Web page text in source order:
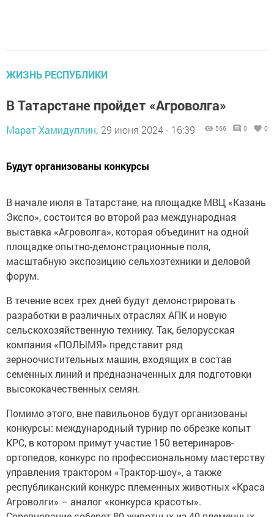
ЖИЗНЬ РЕСПУБЛИКИ
В Татарстане пройдет «Агроволга»
Марат Хамидуллин, 29 июня 2024 - 16:39 566 0 0
Будут организованы конкурсы
В начале июля в Татарстане, на площадке МВЦ «Казань
Экспо», состоится во второй раз международная
выставка «Агроволга», которая объединит на одной
площадке опытно-демонстрационные поля,
масштабную экспозицию сельхозтехники и деловой
форум.
В течение всех трех дней будут демонстрировать
разработки в различных отраслях АПК и новую
сельскохозяйственную технику. Так, белорусская
компания «ПОЛЫМЯ» представит ряд
зерноочистительных машин, входящих в состав
семенных линий и предназначенных для подготовки
высококачественных семян.
Помимо этого, вне павильонов будут организованы
конкурсы: международный турнир по обрезке копыт
КРС, в котором примут участие 150 ветеринаров-
ортопедов, конкурс по профессиональному мастерству
управления трактором «Трактор-шоу», а также
республиканский конкурс племенных животных «Краса
Агроволги» – аналог «конкурса красоты».